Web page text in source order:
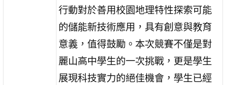
行動對於善用校園地理特性探索可能
的儲能新技術應用，具有創意與教育
意義，值得鼓勵。本次競賽不僅是對
麗山高中學生的一次挑戰，更是學生
展現科技實力的絕佳機會，學生已經